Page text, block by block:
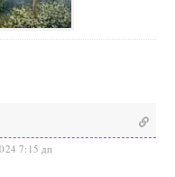
7:15 дп